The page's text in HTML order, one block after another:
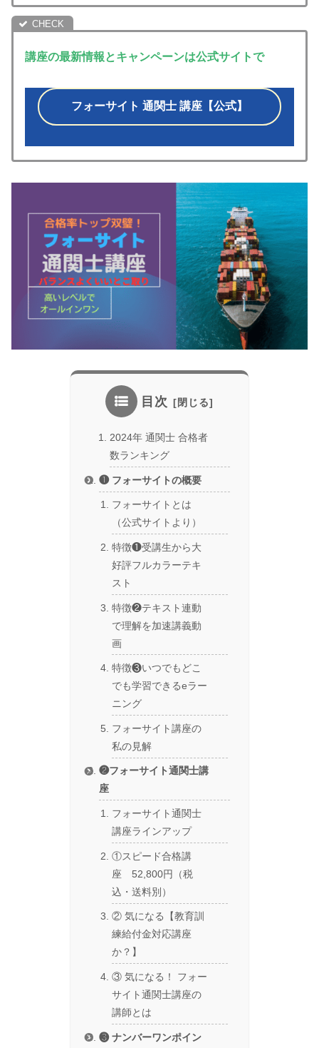
講座の最新情報とキャンペーンは公式サイトで
フォーサイト 通関士 講座【公式】
目次
2024年 通関士 合格者
数ランキング
❶ フォーサイトの概要
フォーサイトとは
（公式サイトより）
特徴❶受講生から大
好評フルカラーテキ
スト
特徴❷テキスト連動
で理解を加速講義動
画
特徴❸いつでもどこ
でも学習できるeラー
ニング
フォーサイト講座の
私の見解
❷フォーサイト通関士講
座
フォーサイト通関士
講座ラインアップ
①スピード合格講
座 52,800円（税
込・送料別）
② 気になる【教育訓
練給付金対応講座
か？】
③ 気になる！ フォー
サイト通関士講座の
講師とは
❸ ナンバーワンポイン